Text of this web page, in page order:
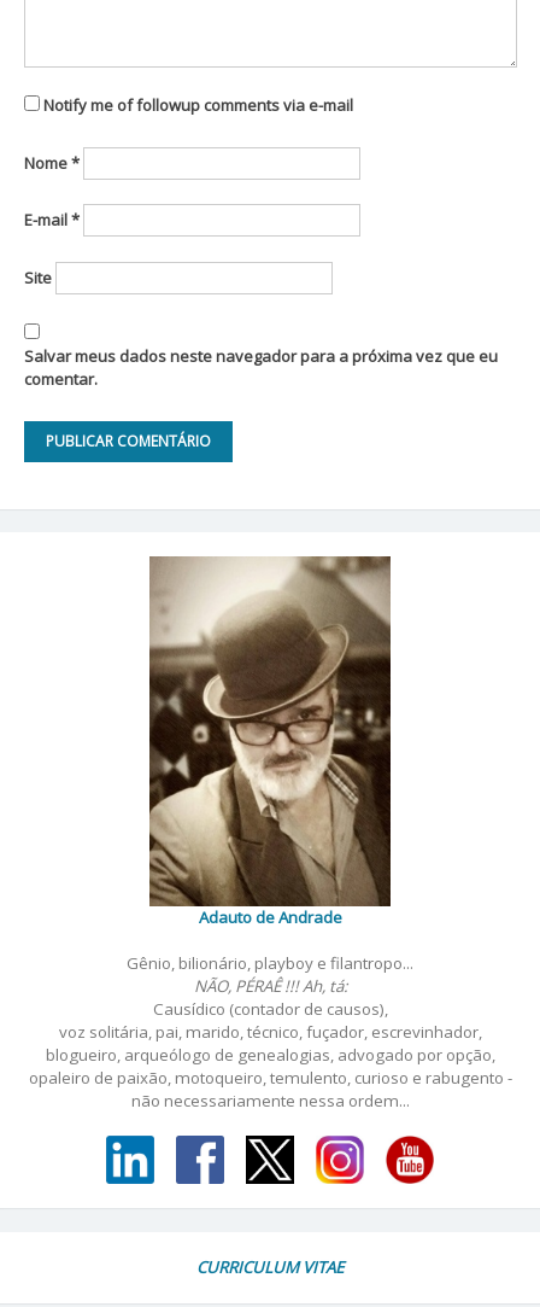
Notify me of followup comments via e-mail
Nome*
E-mail*
Site
Salvar meus dados neste navegador para a próxima vez que eu
comentar.
Adauto de Andrade
Gênio, bilionário, playboy e filantropo...
NÃO, PÉRAÊ !!! Ah, tá:
Causídico (contador de causos),
voz solitária, pai, marido, técnico, fuçador, escrevinhador,
blogueiro, arqueólogo de genealogias, advogado por opção,
opaleiro de paixão, motoqueiro, temulento, curioso e rabugento -
não necessariamente nessa ordem...
CURRICULUM VITAE